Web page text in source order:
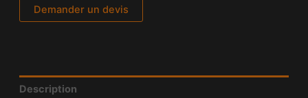
Demander un devis
Description